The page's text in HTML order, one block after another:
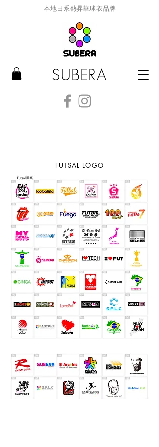
本地日系熱昇華球衣品牌
SUBERA
FUTSAL LOGO